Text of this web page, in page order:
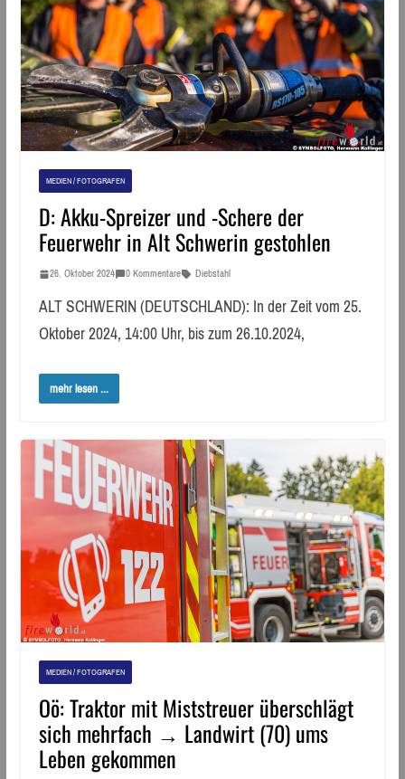
MEDIEN / FOTOGRAFEN
D: Akku-Spreizer und -Schere der
Feuerwehr in Alt Schwerin gestohlen
26. Oktober 2024 0 Kommentare Diebstahl
ALT SCHWERIN (DEUTSCHLAND): In der Zeit vom 25.
Oktober 2024, 14:00 Uhr, bis zum 26.10.2024,
mehr lesen ...
MEDIEN / FOTOGRAFEN
Oö: Traktor mit Miststreuer überschlägt
sich mehrfach → Landwirt (70) ums
Leben gekommen